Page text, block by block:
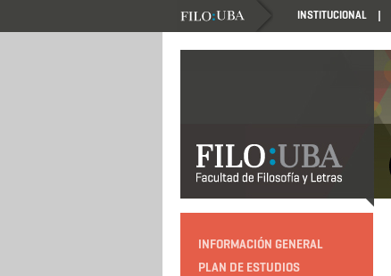
INSTITUCIONAL
INFORMACIÓN GENERAL
PLAN DE ESTUDIOS